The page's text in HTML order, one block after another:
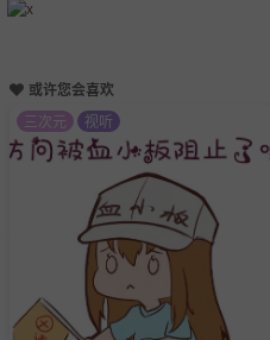
或许您会喜欢
三次元 视听